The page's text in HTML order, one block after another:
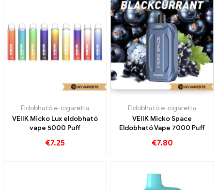
Eldobható e-cigaretta
VEIIK Micko Lux eldobható
vape 5000 Puff
€7.25
Eldobható e-cigaretta
VEIIK Micko Space
Eldobható Vape 7000 Puff
€7.80